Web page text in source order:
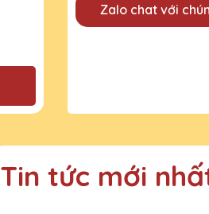
Zalo chat với
Tin tức mới